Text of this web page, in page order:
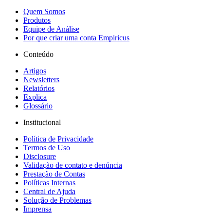
Quem Somos
Produtos
Equipe de Análise
Por que criar uma conta Empiricus
Conteúdo
Artigos
Newsletters
Relatórios
Explica
Glossário
Institucional
Política de Privacidade
Termos de Uso
Disclosure
Validação de contato e denúncia
Prestação de Contas
Políticas Internas
Central de Ajuda
Solução de Problemas
Imprensa